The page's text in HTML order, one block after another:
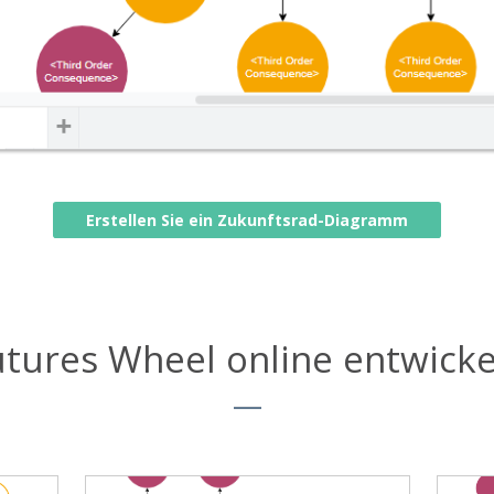
Erstellen Sie ein Zukunftsrad-Diagramm
Wheel online